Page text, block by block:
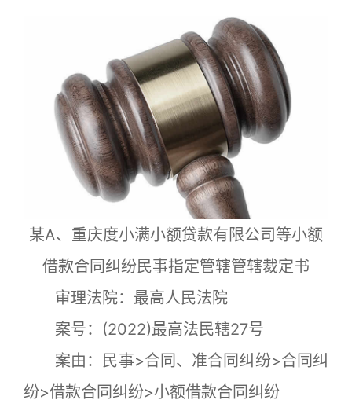
某A、重庆度小满小额贷款有限公司等小额
借款合同纠纷民事指定管辖管辖裁定书
审理法院：最高人民法院
案号：(2022)最高法民辖27号
案由：民事>合同、准合同纠纷>合同纠
纷>借款合同纠纷>小额借款合同纠纷